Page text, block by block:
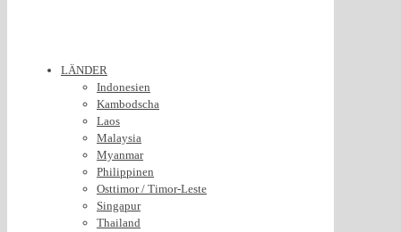
LÄNDER
Indonesien
Kambodscha
Laos
Malaysia
Myanmar
Philippinen
Osttimor / Timor-Leste
Singapur
Thailand